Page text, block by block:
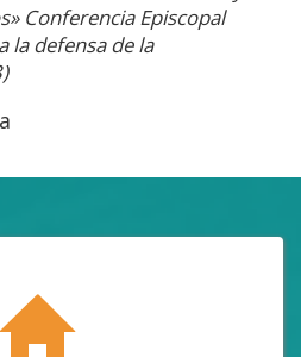
Conferencia Episcopal
la defensa de la